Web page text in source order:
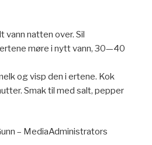
vann natten over. Sil
møre i nytt vann, 30—40
og visp den i ertene. Kok
Smak til med salt, pepper
– MediaAdministrators